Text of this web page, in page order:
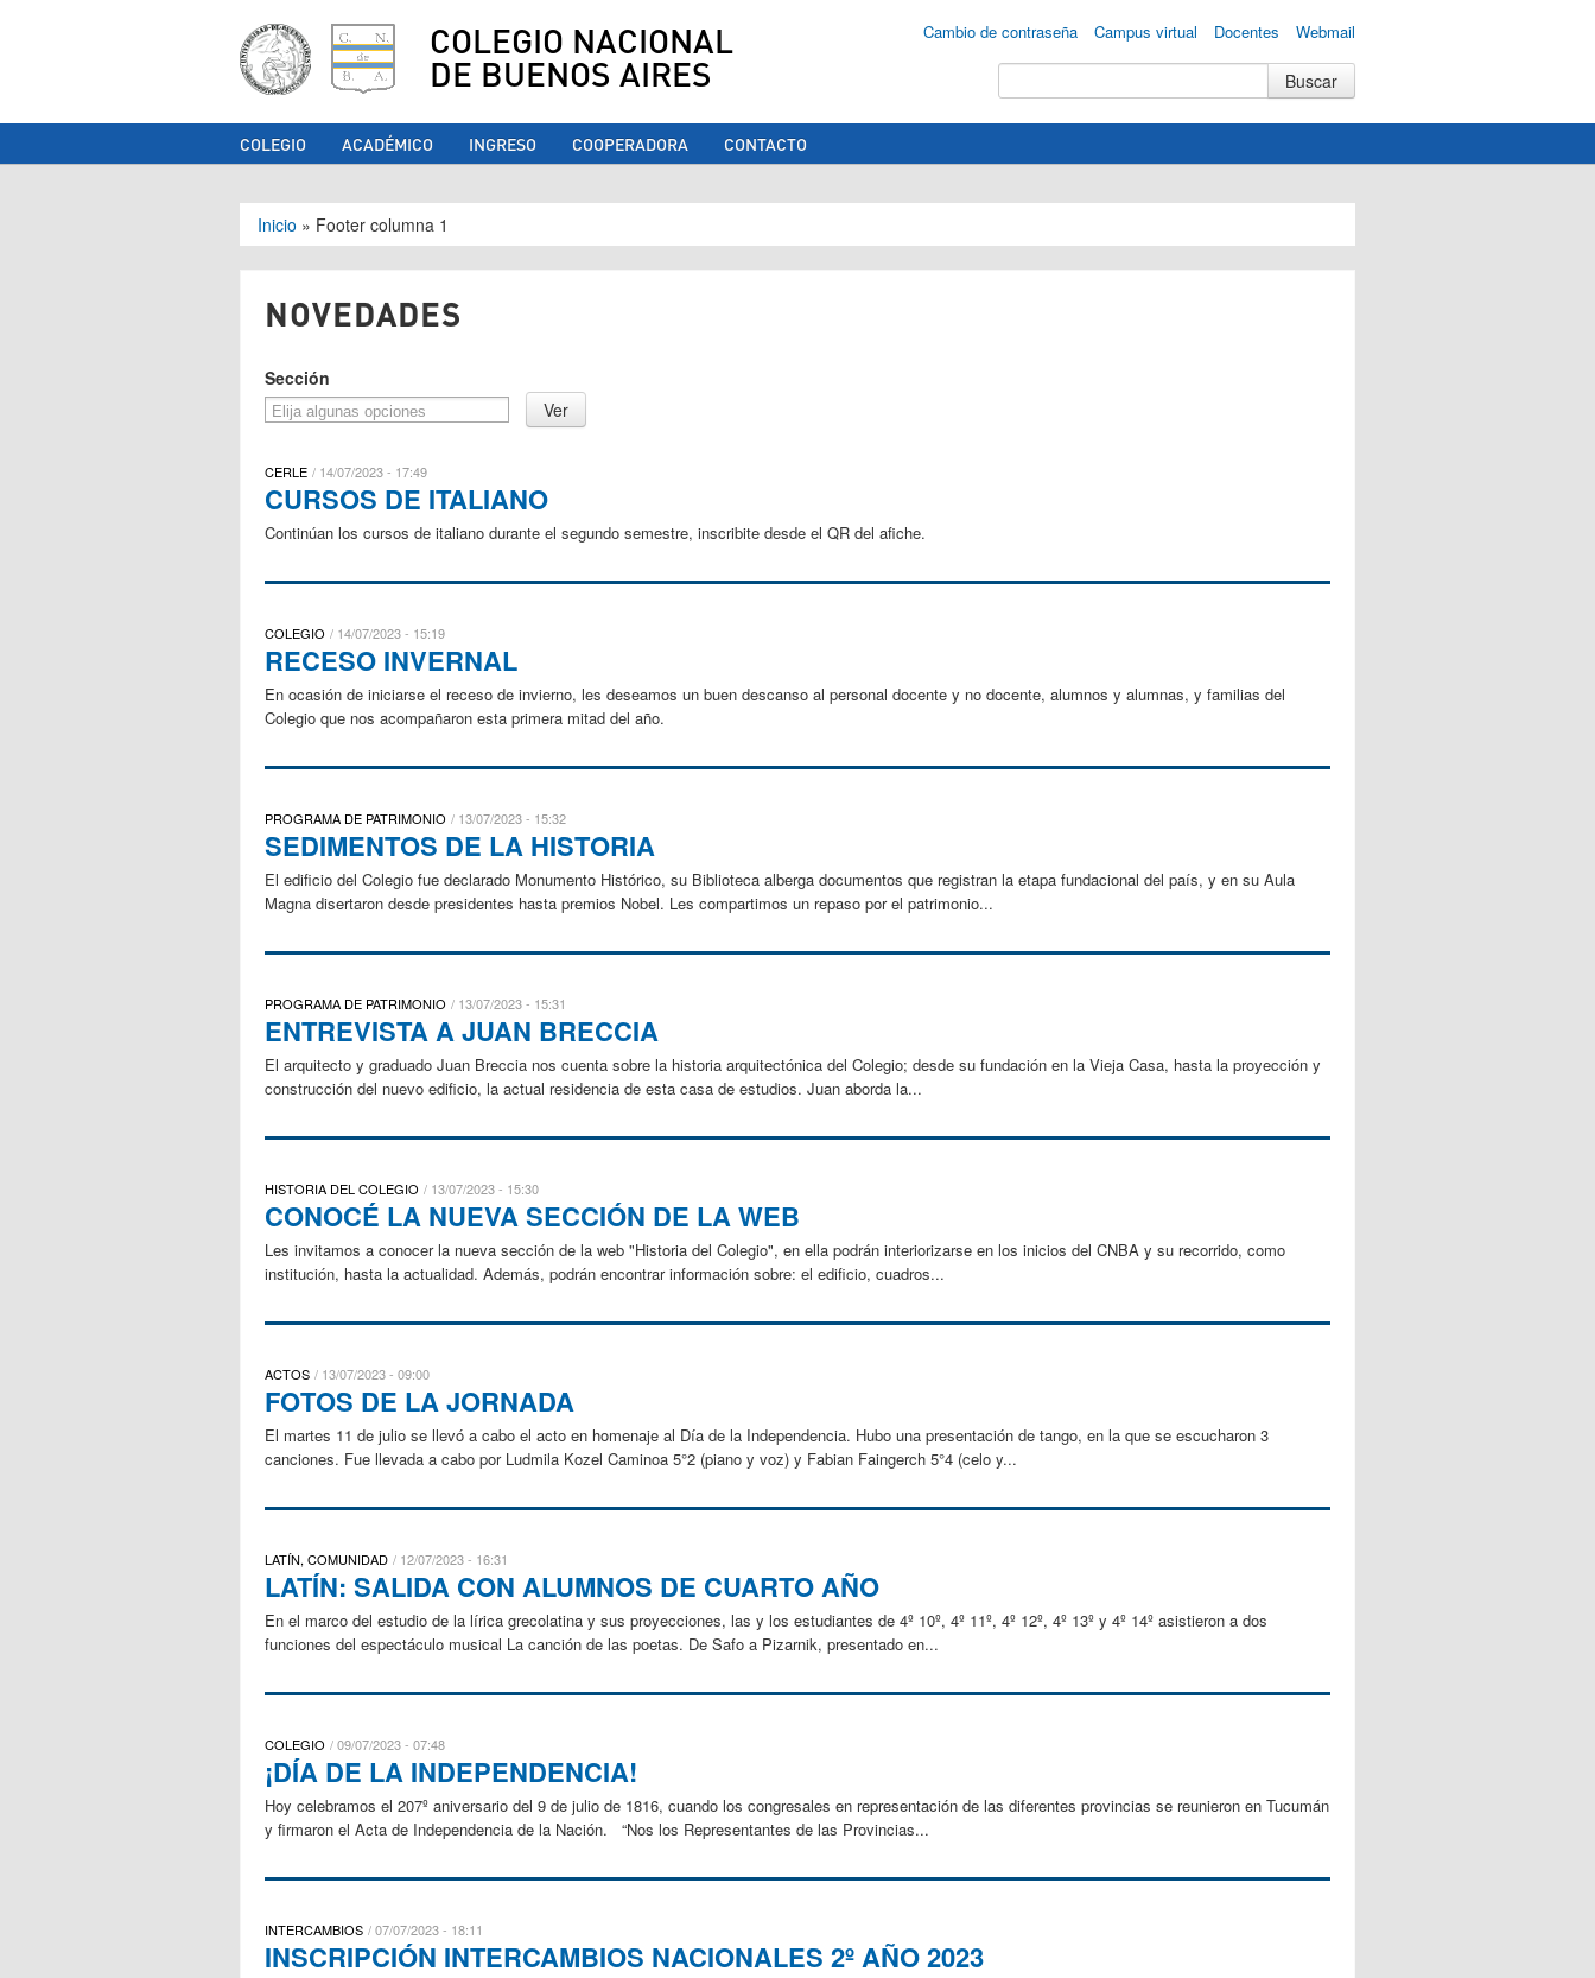
COLEGIO NACIONAL
DE BUENOS AIRES
Cambio de contraseña Campus virtual Docentes Webmail
COLEGIO ACADÉMICO INGRESO COOPERADORA CONTACTO
Se encuentra usted aquí
Inicio » Footer columna 1
NOVEDADES
Sección
CERLE 14/07/2023 - 17:49
CURSOS DE ITALIANO
Continúan los cursos de italiano durante el segundo semestre, inscribite desde el QR del afiche.
COLEGIO 14/07/2023 - 15:19
RECESO INVERNAL
En ocasión de iniciarse el receso de invierno, les deseamos un buen descanso al personal docente y no docente, alumnos y alumnas, y familias del
Colegio que nos acompañaron esta primera mitad del año.
PROGRAMA DE PATRIMONIO 13/07/2023 - 15:32
SEDIMENTOS DE LA HISTORIA
El edificio del Colegio fue declarado Monumento Histórico, su Biblioteca alberga documentos que registran la etapa fundacional del país, y en su Aula
Magna disertaron desde presidentes hasta premios Nobel. Les compartimos un repaso por el patrimonio...
PROGRAMA DE PATRIMONIO 13/07/2023 - 15:31
ENTREVISTA A JUAN BRECCIA
El arquitecto y graduado Juan Breccia nos cuenta sobre la historia arquitectónica del Colegio; desde su fundación en la Vieja Casa, hasta la proyección y
construcción del nuevo edificio, la actual residencia de esta casa de estudios. Juan aborda la...
HISTORIA DEL COLEGIO 13/07/2023 - 15:30
CONOCÉ LA NUEVA SECCIÓN DE LA WEB
Les invitamos a conocer la nueva sección de la web "Historia del Colegio", en ella podrán interiorizarse en los inicios del CNBA y su recorrido, como
institución, hasta la actualidad. Además, podrán encontrar información sobre: el edificio, cuadros...
ACTOS 13/07/2023 - 09:00
FOTOS DE LA JORNADA
El martes 11 de julio se llevó a cabo el acto en homenaje al Día de la Independencia. Hubo una presentación de tango, en la que se escucharon 3
canciones. Fue llevada a cabo por Ludmila Kozel Caminoa 5°2 (piano y voz) y Fabian Faingerch 5°4 (celo y...
LATÍN, COMUNIDAD 12/07/2023 - 16:31
LATÍN: SALIDA CON ALUMNOS DE CUARTO AÑO
En el marco del estudio de la lírica grecolatina y sus proyecciones, las y los estudiantes de 4º 10º, 4º 11º, 4º 12º, 4º 13º y 4º 14º asistieron a dos
funciones del espectáculo musical La canción de las poetas. De Safo a Pizarnik, presentado en...
COLEGIO 09/07/2023 - 07:48
¡DÍA DE LA INDEPENDENCIA!
Hoy celebramos el 207º aniversario del 9 de julio de 1816, cuando los congresales en representación de las diferentes provincias se reunieron en Tucumán
y firmaron el Acta de Independencia de la Nación. “Nos los Representantes de las Provincias...
INTERCAMBIOS 07/07/2023 - 18:11
INSCRIPCIÓN INTERCAMBIOS NACIONALES 2º AÑO 2023